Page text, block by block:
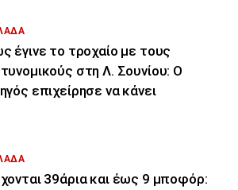
έγινε το τροχαίο με τους
στη Λ. Σουνίου: Ο
επιχείρησε να κάνει
39άρια και έως 9 μποφόρ: